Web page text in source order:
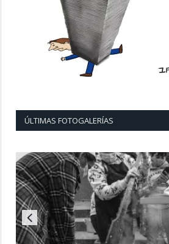
ÚLTIMAS FOTOGALERÍAS